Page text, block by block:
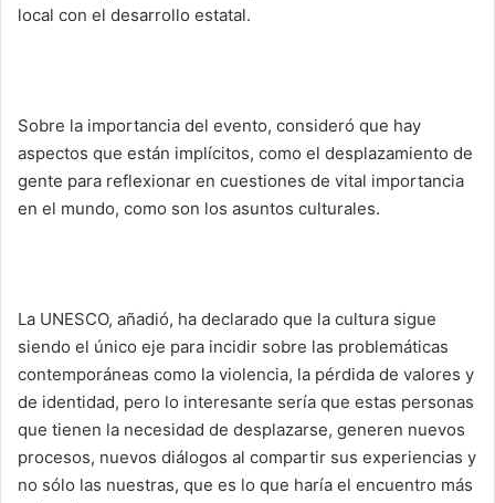
local con el desarrollo estatal.
Sobre la importancia del evento, consideró que hay
aspectos que están implícitos, como el desplazamiento de
gente para reflexionar en cuestiones de vital importancia
en el mundo, como son los asuntos culturales.
La UNESCO, añadió, ha declarado que la cultura sigue
siendo el único eje para incidir sobre las problemáticas
contemporáneas como la violencia, la pérdida de valores y
de identidad, pero lo interesante sería que estas personas
que tienen la necesidad de desplazarse, generen nuevos
procesos, nuevos diálogos al compartir sus experiencias y
no sólo las nuestras, que es lo que haría el encuentro más